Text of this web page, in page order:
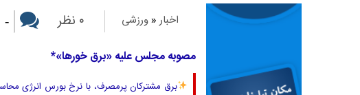
اخبار «ورزشی ۰ نظر -
مصوبه مجلس علیه «برق خورها»* ‌
برق مشترکان پرمصرف، با نرخ بورس انرژی